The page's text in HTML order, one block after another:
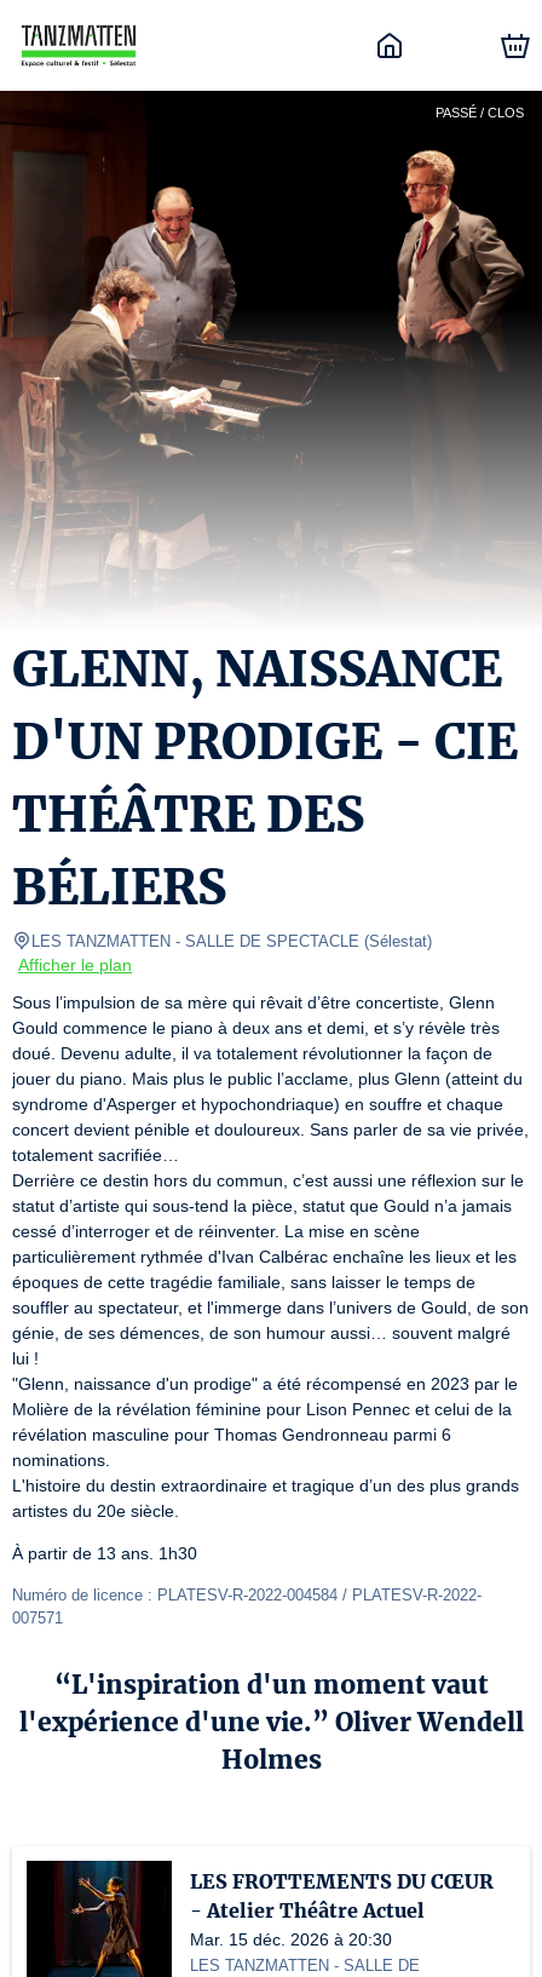
PASSÉ / CLOS
GLENN, NAISSANCE
D'UN PRODIGE - CIE
THÉÂTRE DES
BÉLIERS
LES TANZMATTEN - SALLE DE SPECTACLE (Sélestat)
Afficher le plan
Sous l’impulsion de sa mère qui rêvait d’être concertiste, Glenn
Gould commence le piano à deux ans et demi, et s’y révèle très
doué. Devenu adulte, il va totalement révolutionner la façon de
jouer du piano. Mais plus le public l’acclame, plus Glenn (atteint du
syndrome d'Asperger et hypochondriaque) en souffre et chaque
concert devient pénible et douloureux. Sans parler de sa vie privée,
totalement sacrifiée…
Derrière ce destin hors du commun, c’est aussi une réflexion sur le
statut d’artiste qui sous-tend la pièce, statut que Gould n’a jamais
cessé d’interroger et de réinventer. La mise en scène
particulièrement rythmée d'Ivan Calbérac enchaîne les lieux et les
époques de cette tragédie familiale, sans laisser le temps de
souffler au spectateur, et l'immerge dans l’univers de Gould, de son
génie, de ses démences, de son humour aussi… souvent malgré
lui !
"Glenn, naissance d'un prodige" a été récompensé en 2023 par le
Molière de la révélation féminine pour Lison Pennec et celui de la
révélation masculine pour Thomas Gendronneau parmi 6
nominations.
L'histoire du destin extraordinaire et tragique d’un des plus grands
artistes du 20e siècle.
À partir de 13 ans. 1h30
Numéro de licence : PLATESV-R-2022-004584 / PLATESV-R-2022-
007571
“L'inspiration d'un moment vaut
l'expérience d'une vie.” Oliver Wendell
Holmes
LES FROTTEMENTS DU CŒUR
- Atelier Théâtre Actuel
Mar. 15 déc. 2026 à 20:30
LES TANZMATTEN - SALLE DE